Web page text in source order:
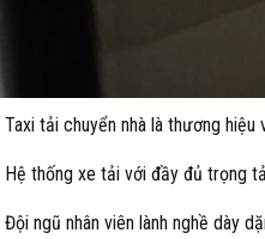
_ Taxi tải chuyển nhà là thương
_ Hệ thống xe tải với đầy đủ trọng
_ Đội ngũ nhân viên lành nghề dày